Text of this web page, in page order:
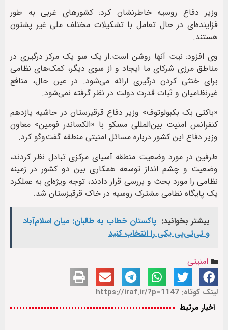
وزیر دفاع روسیه خاطرنشان کرد: کشورهای غربی به طور
فزاینده‌ای در حال تعامل با تشکیلات مختلف ملی غیر پشتون
هستند.
وی افزود: نیت آنها روشن است.از یک سو یک مرکز درگیری در
مناطق مرزی شرکای ما ایجاد و از سوی دیگر، کمک‌های نظامی
برای خنثی کردن درگیری ارائه می‌شود. در عین حال، منافع
غیرنظامیان و ثبات قدرت دولت در نظر گرفته نمی‌شود.
«باکتی بک بکبولوتوف» وزیر دفاع قرقیزستان در حاشیه یازدهم
کنفرانس امنیت بین‌المللی مسکو با «الکساندر فومین» معاون
وزیر دفاع این کشور درباره مسائل امنیتی منطقه گفت‌وگو کرد.
طرفین در مورد وضعیت منطقه آسیای مرکزی تبادل نظر کردند،
وضعیت و چشم انداز توسعه همکاری بین دو کشور در زمینه
نظامی را مورد بحث و بررسی قرار دادند، توجه ویژه‌ای به عملکرد
یک پایگاه نظامی مشترک روسیه در خاک قرقیزستان شد.
بیشتر بخوانید: پاکستان خطاب به طالبان: میان اسلام‌آباد
و تی‌تی‌پی یکی را انتخاب کنید
امنیتی
لینک کوتاه: https://iraf.ir/?p=1147
اخبار مرتبط